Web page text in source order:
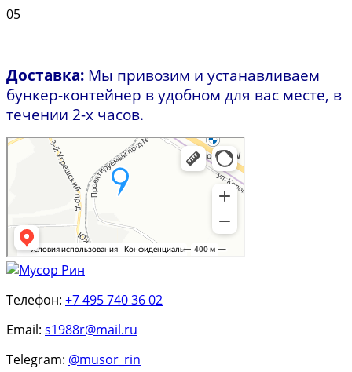
05
Доставка: Мы привозим и устанавливаем
бункер-контейнер в удобном для вас месте, в
течении 2-х часов.
Телефон: +7 495 740 36 02
Email: s1988r@mail.ru
Telegram: @musor_rin